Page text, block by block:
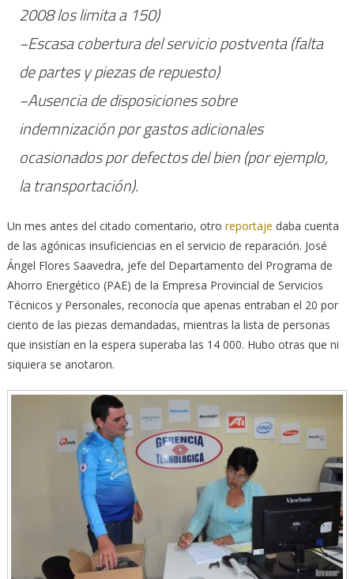
2008 los limita a 150)
−Escasa cobertura del servicio postventa (falta
de partes y piezas de repuesto)
−Ausencia de disposiciones sobre
indemnización por gastos adicionales
ocasionados por defectos del bien (por ejemplo,
la transportación).
Un mes antes del citado comentario, otro reportaje daba cuenta
de las agónicas insuficiencias en el servicio de reparación. José
Ángel Flores Saavedra, jefe del Departamento del Programa de
Ahorro Energético (PAE) de la Empresa Provincial de Servicios
Técnicos y Personales, reconocía que apenas entraban el 20 por
ciento de las piezas demandadas, mientras la lista de personas
que insistían en la espera superaba las 14 000. Hubo otras que ni
siquiera se anotaron.